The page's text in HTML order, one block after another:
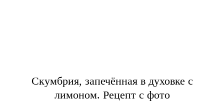
Скумбрия, запечённая в духовке с
лимоном. Рецепт с фото